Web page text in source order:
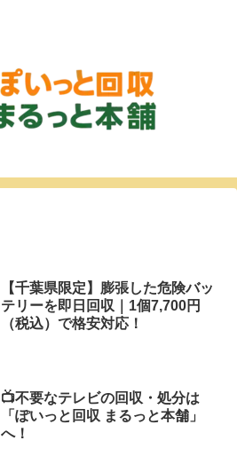
【千葉県限定】膨張した危険バッ
テリーを即日回収｜1個7,700円
（税込）で格安対応！
📺不要なテレビの回収・処分は
「ぽいっと回収 まるっと本舗」
へ！